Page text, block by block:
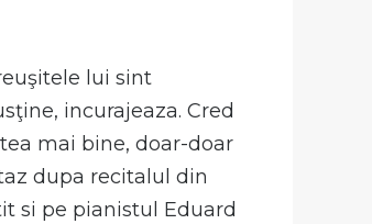
lui sint
incurajeaza. Cred
mai bine, doar-doar
dupa recitalul din
si pe pianistul Eduard